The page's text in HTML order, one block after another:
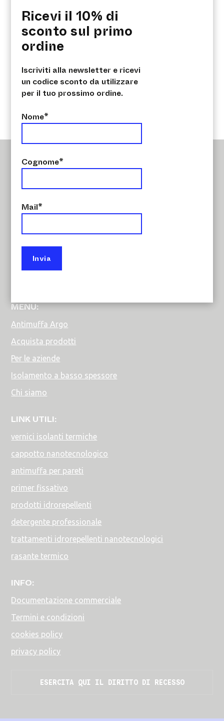
Ho preso visione e accetto i termini e
CSI Emissioni VOC
CMR Sfasamento termico
CSI Reazione fuoco
MENU:
Antimuffa Argo
Acquista prodotti
Per le aziende
Isolamento a basso spessore
Chi siamo
LINK UTILI:
vernici isolanti termiche
cappotto nanotecnologico
antimuffa per pareti
primer fissativo
prodotti idrorepellenti
detergente professionale
trattamenti idrorepellenti nanotecnologici
rasante termico
INFO:
Documentazione commerciale
Termini e condizioni
cookies policy
privacy policy
ESERCITA QUI IL DIRITTO DI RECESSO
Ricevi il 10% di
sconto sul primo
ordine
Iscriviti alla newsletter e ricevi
un codice sconto da utilizzare
per il tuo prossimo ordine.
Nome*
Cognome*
Mail*